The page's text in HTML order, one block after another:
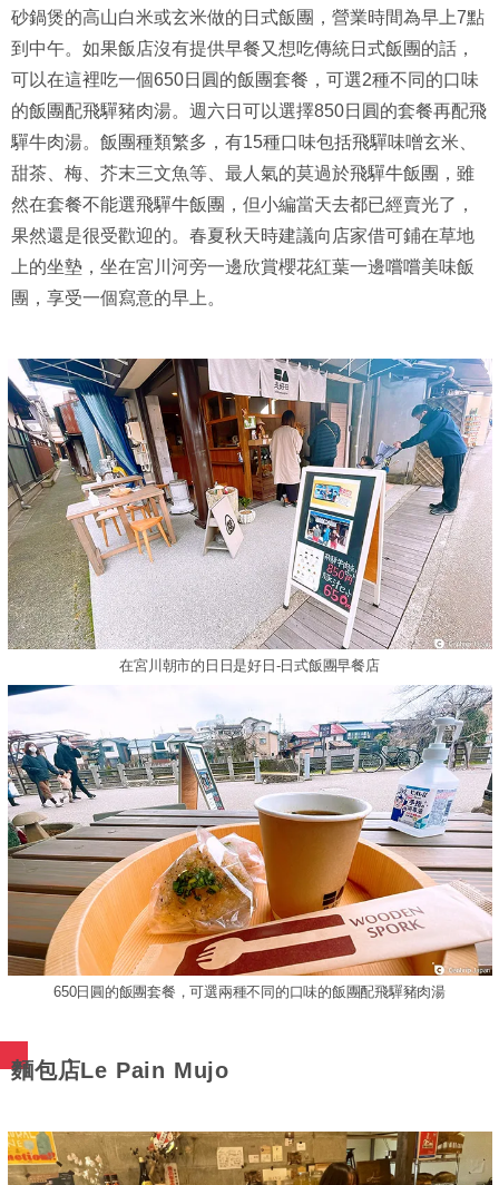
砂鍋煲的高山白米或玄米做的日式飯團，營業時間為早上7點
到中午。如果飯店沒有提供早餐又想吃傳統日式飯團的話，
可以在這裡吃一個650日圓的飯團套餐，可選2種不同的口味
的飯團配飛驒豬肉湯。週六日可以選擇850日圓的套餐再配飛
驒牛肉湯。飯團種類繁多，有15種口味包括飛驒味噌玄米、
甜茶、梅、芥末三文魚等、最人氣的莫過於飛驒牛飯團，雖
然在套餐不能選飛驒牛飯團，但小編當天去都已經賣光了，
果然還是很受歡迎的。春夏秋天時建議向店家借可鋪在草地
上的坐墊，坐在宮川河旁一邊欣賞櫻花紅葉一邊嚐嚐美味飯
團，享受一個寫意的早上。
在宮川朝市的日日是好日-日式飯團早餐店
650日圓的飯團套餐，可選兩種不同的口味的飯團配飛驒豬肉湯
麵包店Le Pain Mujo